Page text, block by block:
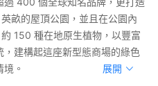
畝的屋頂公園，並且在公園內
150 種在地原生植物，以豐富
，建構起這座新型態商場的綠色
。
展開